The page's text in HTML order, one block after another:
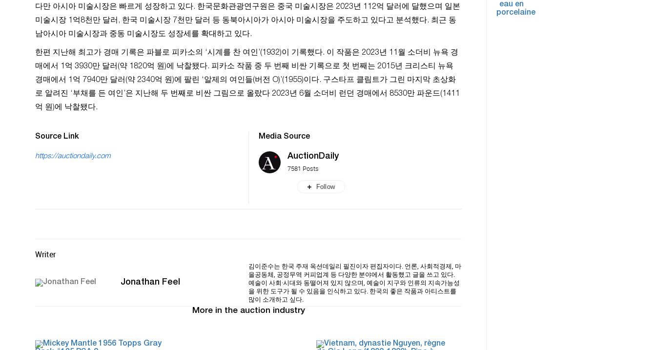
다만 아시아 미술시장은 빠르게 성장하고 있다. 한국문화관광연구원은 중국 미술시장은 2023년 112억 달러에 달했으며 일본
미술시장 1억8천만 달러, 한국 미술시장 7천만 달러 등 동북아시아가 아시아 미술시장을 주도하고 있다고 분석했다. 최근 동
남아시아 미술시장과 중동 미술시장도 성장세를 확대하고 있다.
한편 지난해 최고가 경매 기록은 파블로 피카소의 ‘시계를 찬 여인’(1932)이 기록했다. 이 작품은 2023년 11월 소더비 뉴욕 경
매에서 1억 3930만 달러(약 1820억 원)에 낙찰됐다. 피카소 작품 중 두 번째 비싼 기록으로 첫 번째는 2015년 크리스티 뉴욕
경매에서 1억 7940만 달러(약 2340억 원)에 팔린 ‘알제의 여인들(버전 O)’(1955)이다. 구스타프 클림트가 그린 마지막 초상화
로 알려진 ‘부채를 든 여인’은 지난해 두 번째로 비싼 그림으로 올랐다 2023년 6월 소더비 런던 경매에서 8530만 파운드(1411
억 원)에 낙찰됐다.
Source Link
https://auctiondaily.com
Media Source
AuctionDaily
7581 Posts
Follow
Writer
Jonathan Feel
김이준수는 한국 주재 옥션데일리 필진이자 편집자이다. 언론, 사회적경제, 마
을공동체, 공정무역 커피업계 등 다양한 분야에서 활동했고 글을 쓰고 있다.
예술이 사회·시대와 동떨어져 있지 않으며, 예술이 지구와 인류의 지속가능성
을 위한 도구가 될 수 있음을 인식하고 있다. 한국의 좋은 작품과 아티스트를
많이 소개하고 싶다.
More in the auction industry